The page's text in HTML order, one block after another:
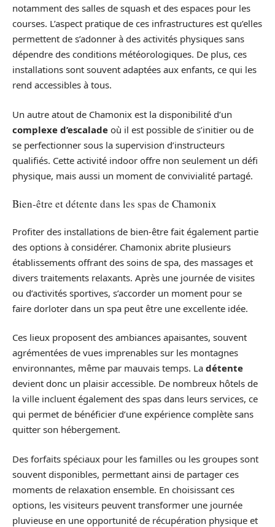
notamment des salles de squash et des espaces pour les
courses. L’aspect pratique de ces infrastructures est qu’elles
permettent de s’adonner à des activités physiques sans
dépendre des conditions météorologiques. De plus, ces
installations sont souvent adaptées aux enfants, ce qui les
rend accessibles à tous.
Un autre atout de Chamonix est la disponibilité d’un
complexe d’escalade où il est possible de s’initier ou de
se perfectionner sous la supervision d’instructeurs
qualifiés. Cette activité indoor offre non seulement un défi
physique, mais aussi un moment de convivialité partagé.
Bien-être et détente dans les spas de Chamonix
Profiter des installations de bien-être fait également partie
des options à considérer. Chamonix abrite plusieurs
établissements offrant des soins de spa, des massages et
divers traitements relaxants. Après une journée de visites
ou d’activités sportives, s’accorder un moment pour se
faire dorloter dans un spa peut être une excellente idée.
Ces lieux proposent des ambiances apaisantes, souvent
agrémentées de vues imprenables sur les montagnes
environnantes, même par mauvais temps. La détente
devient donc un plaisir accessible. De nombreux hôtels de
la ville incluent également des spas dans leurs services, ce
qui permet de bénéficier d’une expérience complète sans
quitter son hébergement.
Des forfaits spéciaux pour les familles ou les groupes sont
souvent disponibles, permettant ainsi de partager ces
moments de relaxation ensemble. En choisissant ces
options, les visiteurs peuvent transformer une journée
pluvieuse en une opportunité de récupération physique et